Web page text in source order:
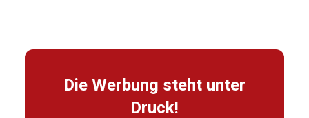
Die Werbung steht unter
Druck!